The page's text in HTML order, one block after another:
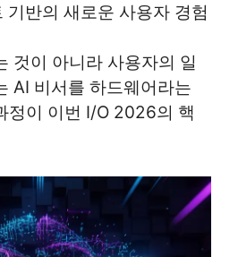
기반의 새로운 사용자 경험
것이 아니라 사용자의 일
AI 비서를 하드웨어라는
정이 이번 I/O 2026의 핵